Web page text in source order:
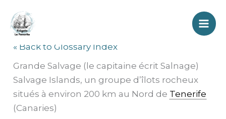
contenu
Salvages
« Back to Glossary Index
Grande Salvage (le capitaine écrit Salnage)
Salvage Islands, un groupe d’îlots rocheux
situés à environ 200 km au Nord de Tenerife
(Canaries)